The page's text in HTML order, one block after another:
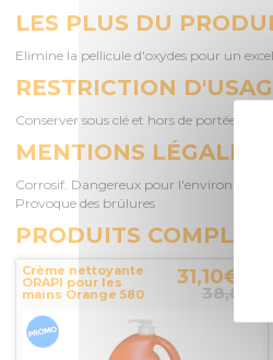
LES PLUS DU
Elimine la pellicule d'oxydes pour un
RESTRICTION
Conserver sous clé et hors de portée des
MENTIONS LÉGALES
Corrosif. Dangereux pour
Provoque des brûlures
PRODUITS
Crème nettoyante
ORAPI pour les
mains Orange 580
31,10€
38,80